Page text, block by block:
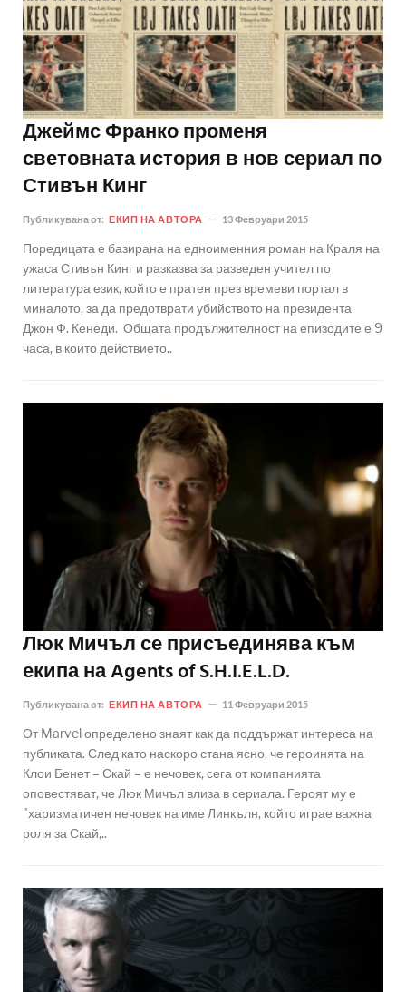
Джеймс Франко променя
световната история в нов сериал по
Стивън Кинг
Публикувана от: ЕКИП НА АВТОРА 13 Февруари 2015
Поредицата е базирана на едноименния роман на Краля на
ужаса Стивън Кинг и разказва за разведен учител по
литература език, който е пратен през времеви портал в
миналото, за да предотврати убийството на президента
Джон Ф. Кенеди. Общата продължителност на епизодите е 9
часа, в които действието..
Люк Мичъл се присъединява към
екипа на Agents of S.H.I.E.L.D.
Публикувана от: ЕКИП НА АВТОРА 11 Февруари 2015
От Marvel определено знаят как да поддържат интереса на
публиката. След като наскоро стана ясно, че героинята на
Клои Бенет – Скай – е нечовек, сега от компанията
оповестяват, че Люк Мичъл влиза в сериала. Героят му е
"харизматичен нечовек на име Линкълн, който играе важна
роля за Скай,..